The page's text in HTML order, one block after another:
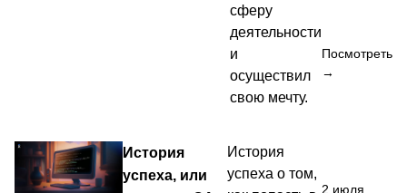
сферу
деятельности
и
осуществил
свою мечту.
Посмотреть
→
История
успеха, или
История
успеха о том,
2 июля